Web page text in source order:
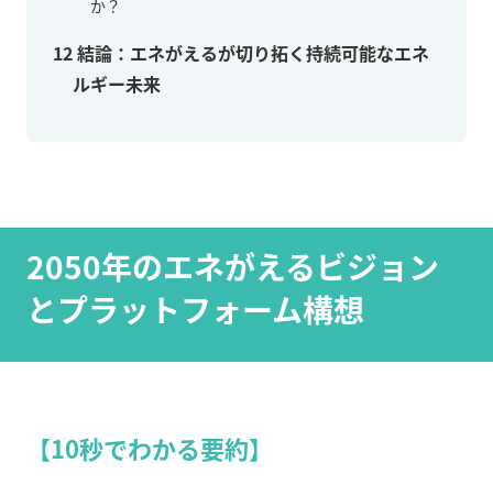
か？
12結論：エネがえるが切り拓く持続可能なエネ
ルギー未来
2050年のエネがえるビジョン
とプラットフォーム構想
【10秒でわかる要約】